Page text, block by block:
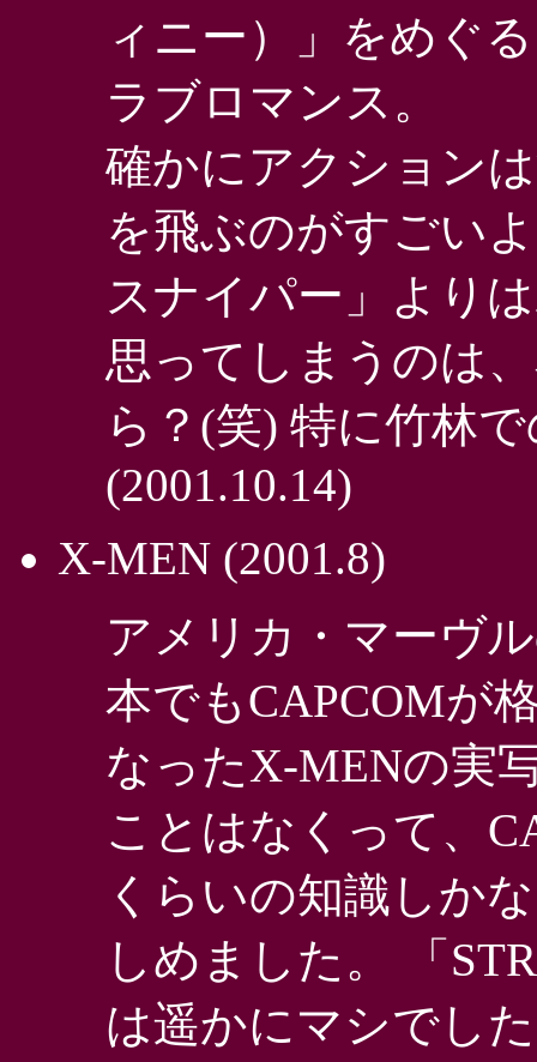
ィニー）」をめぐ
ラブロマンス。
確かにアクション
を飛ぶのがすごい
スナイパー」より
思ってしまうのは
ら？(笑) 特に竹林
(2001.10.14)
X-MEN (2001.8)
アメリカ・マーヴ
本でもCAPCOMが
なったX-MENの実
ことはなくって、
くらいの知識しか
しめました。 「
は遥かにマシでし